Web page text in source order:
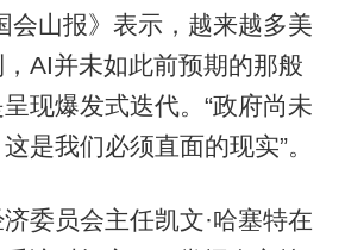
会山报》表示，越来越多美
AI并未如此前预期的那般
现爆发式迭代。“政府尚未
是我们必须直面的现实”。
员会主任凯文·哈塞特在